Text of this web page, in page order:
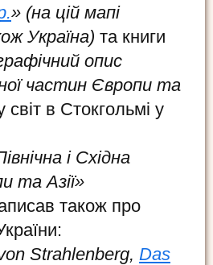
» (на цій мапі
Україна) та книги
опис
частин Європи та
світ в Стокгольмі у
і Східна
та Азії»
також про
Strahlenberg, Das